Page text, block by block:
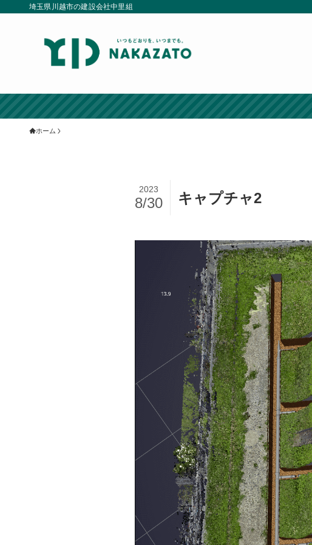
埼玉県川越市の建設会社中里組
ホーム
キャプチャ2
2023
8/30